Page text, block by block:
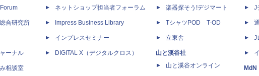
合研究所
ーナル
相談室
ネットショップ担当者フォーラム
Impress Business Library
インプレスセミナー
DIGITAL X（デジタルクロス）
楽器探そう!デジマート
TシャツPOD T-OD
立東舎
山と溪谷社
山と溪谷オンライン
J
J
MdN